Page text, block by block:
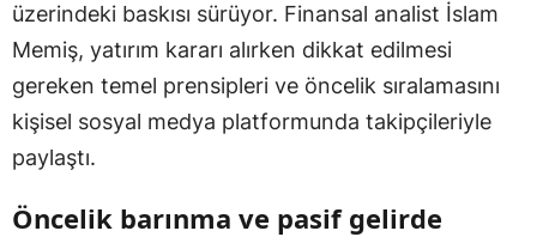
üzerindeki baskısı sürüyor. Finansal analist İslam
Memiş, yatırım kararı alırken dikkat edilmesi
gereken temel prensipleri ve öncelik sıralamasını
kişisel sosyal medya platformunda takipçileriyle
paylaştı.
Öncelik barınma ve pasif gelirde